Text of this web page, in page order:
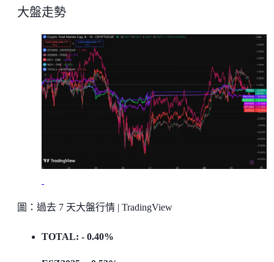
大盤走勢
圖：過去 7 天大盤行情 | TradingView
TOTAL: - 0.40%